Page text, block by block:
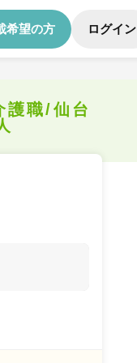
希望の方 ログイン
護職/仙台